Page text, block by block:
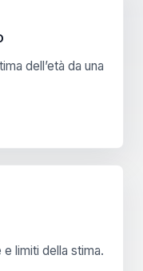
dell’età da una
limiti della stima.